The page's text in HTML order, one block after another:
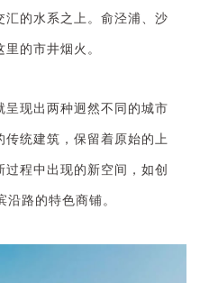
的水系之上。俞泾浦、沙
的市井烟火。
现出两种迥然不同的城市
统建筑，保留着原始的上
程中出现的新空间，如创
路的特色商铺。